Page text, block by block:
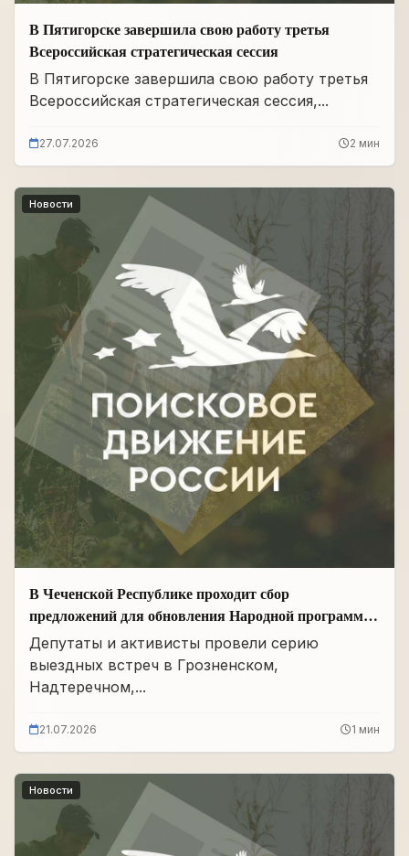
В Пятигорске завершила свою работу третья
Всероссийская стратегическая сессия
В Пятигорске завершила свою работу третья
Всероссийская стратегическая сессия,...
27.07.2026 2 мин
Новости
В Чеченской Республике проходит сбор
предложений для обновления Народной программы
в сфере АПК
Депутаты и активисты провели серию
выездных встреч в Грозненском,
Надтеречном,...
21.07.2026 1 мин
Новости